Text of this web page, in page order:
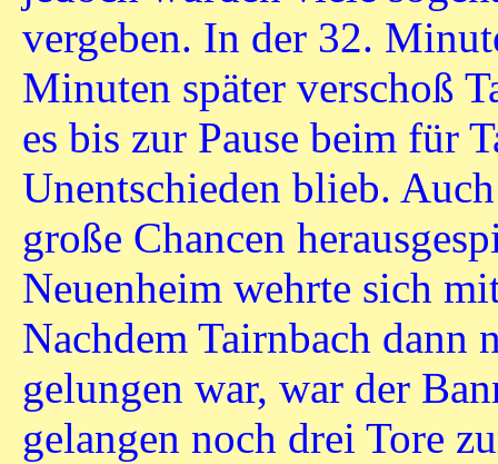
vergeben. In der 32.
Minuten später verschoß
es bis zur Pause beim für
Unentschieden blieb.
große Chancen
Neuenheim wehrte sich
Nachdem Tairnbach
gelungen war, war der
gelangen noch drei Tore